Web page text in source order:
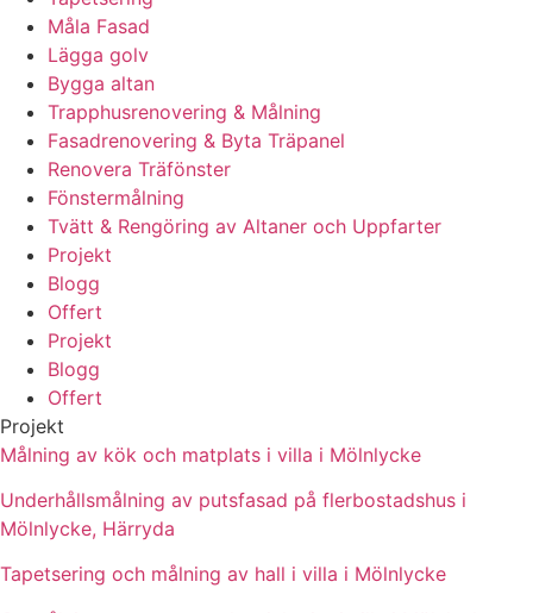
Måla Fasad
Lägga golv
Bygga altan
Trapphusrenovering & Målning
Fasadrenovering & Byta Träpanel
Renovera Träfönster
Fönstermålning
Tvätt & Rengöring av Altaner och Uppfarter
Projekt
Blogg
Offert
Projekt
Blogg
Offert
Projekt
Målning av kök och matplats i villa i Mölnlycke
Underhållsmålning av putsfasad på flerbostadshus i
Mölnlycke, Härryda
Tapetsering och målning av hall i villa i Mölnlycke